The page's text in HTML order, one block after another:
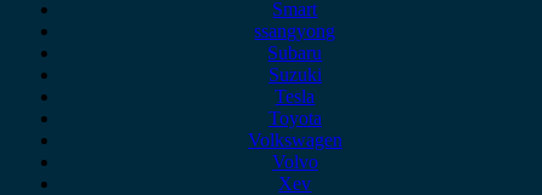
Smart
ssangyong
Subaru
Suzuki
Tesla
Toyota
Volkswagen
Volvo
Xev